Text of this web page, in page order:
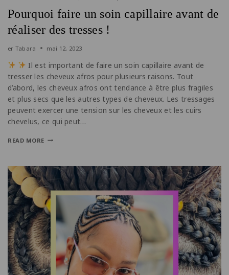
Pourquoi faire un soin capillaire avant de
réaliser des tresses !
er Tabara mai 12, 2023
Il est important de faire un soin capillaire avant de
tresser les cheveux afros pour plusieurs raisons. Tout
d’abord, les cheveux afros ont tendance à être plus fragiles
et plus secs que les autres types de cheveux. Les tressages
peuvent exercer une tension sur les cheveux et les cuirs
chevelus, ce qui peut…
READ MORE